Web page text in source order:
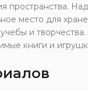
пространства.
место для
учебы и
книги и